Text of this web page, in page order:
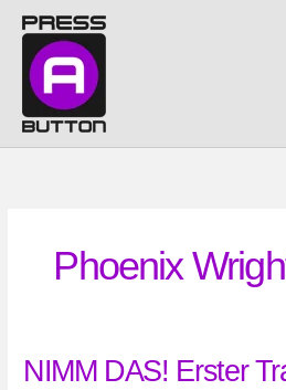
Inhalt
springen
Phoenix
NIMM DAS! Erster